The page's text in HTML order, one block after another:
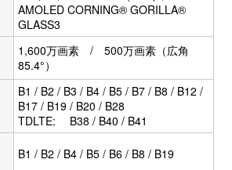
AMOLED CORNING® GORILLA®
GLASS3
1,600万画素 / 500万画素（広角
85.4°）
B1 / B2 / B3 / B4 / B5 / B7 / B8 / B12 /
B17 / B19 / B20 / B28
TDLTE: B38 / B40 / B41
B1 / B2 / B4 / B5 / B6 / B8 / B19